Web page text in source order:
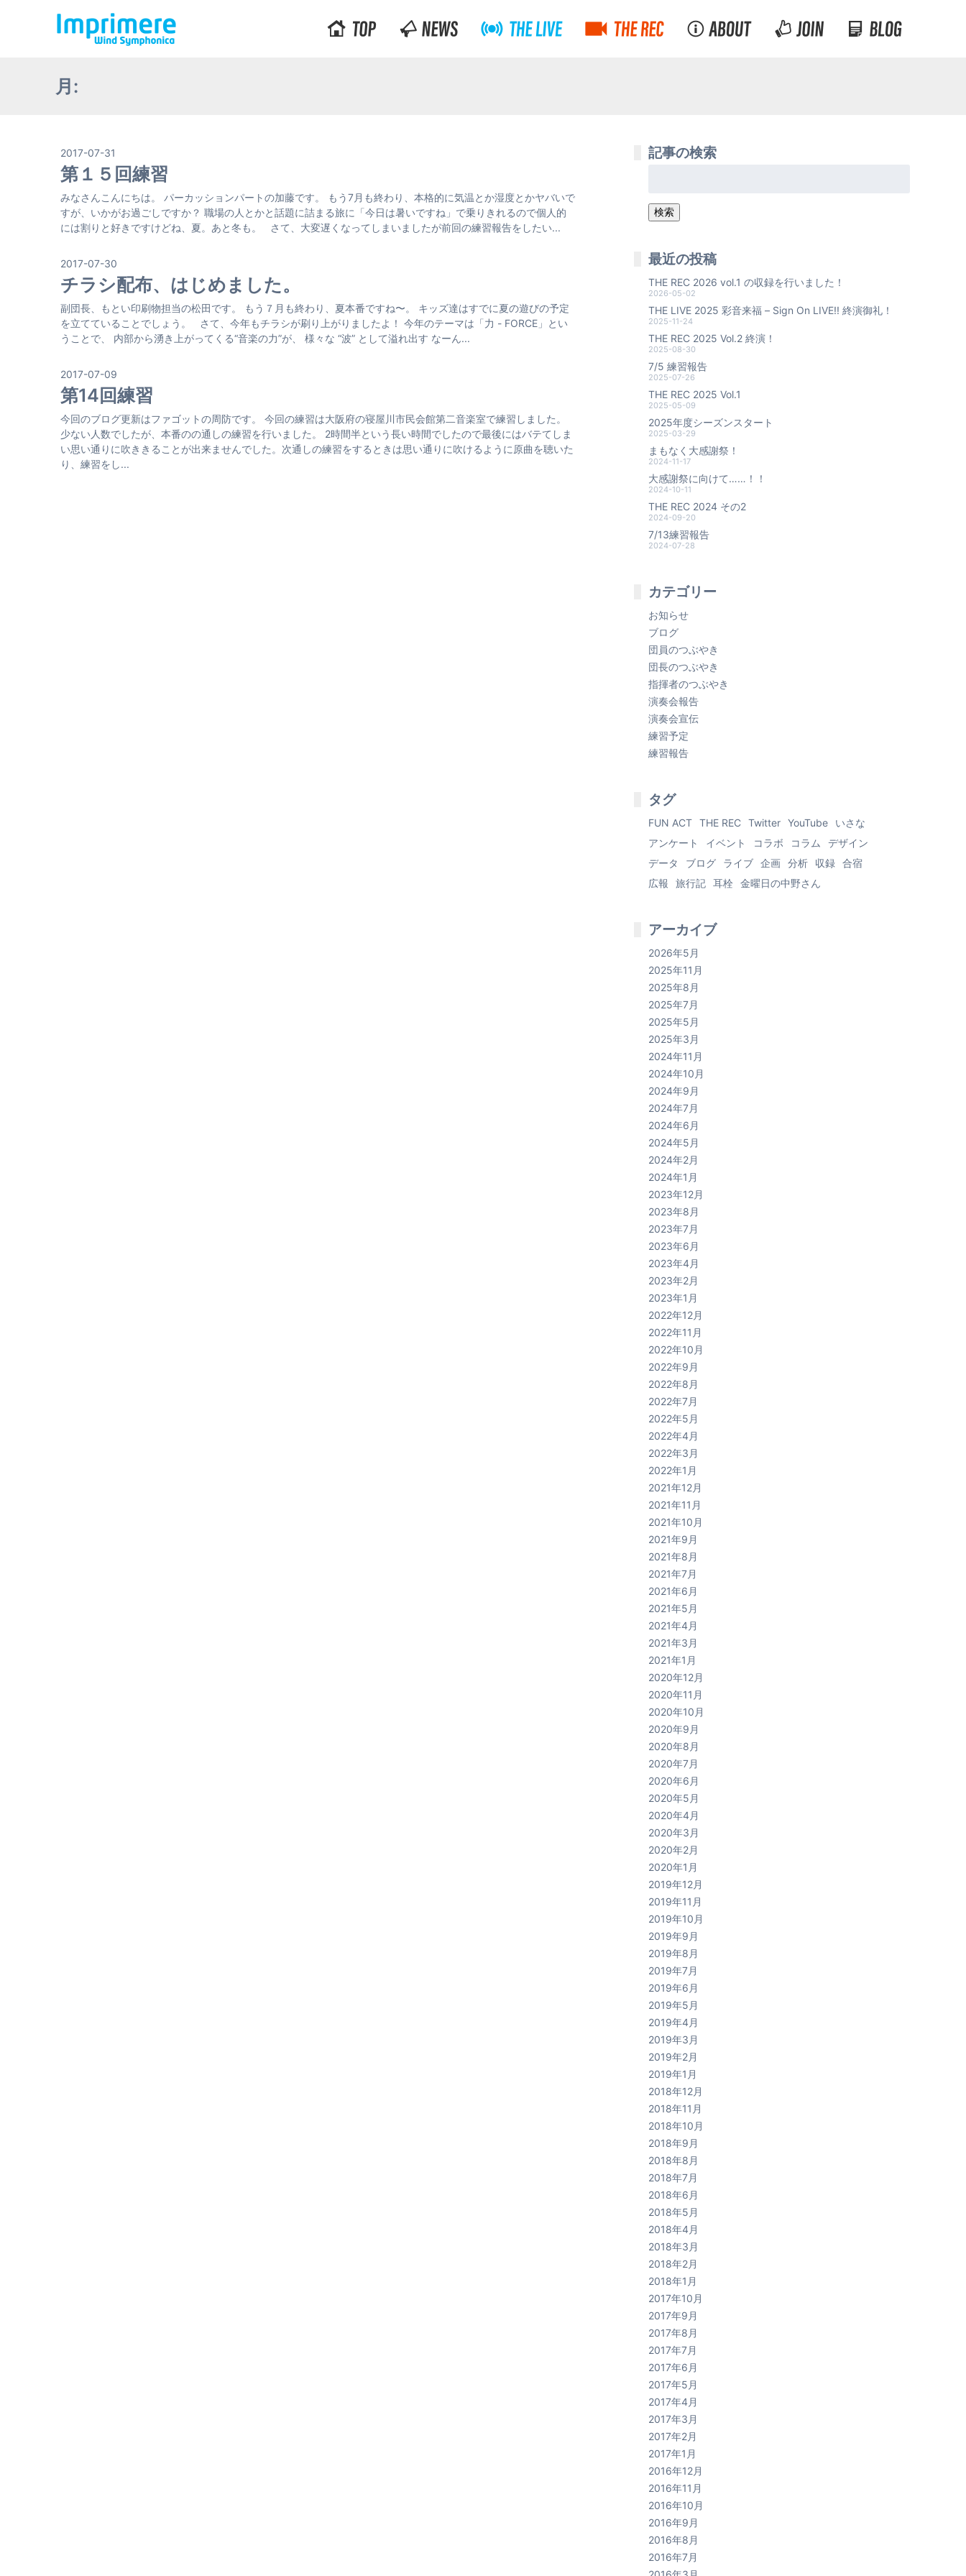
月:
2017-07-31
第１５回練習
みなさんこんにちは。 パーカッションパートの加藤です。 もう7月も終わり、本格的に気温とか湿度とかヤバいで
すが、いかがお過ごしですか？ 職場の人とかと話題に詰まる旅に「今日は暑いですね」で乗りきれるので個人的
には割りと好きですけどね、夏。あと冬も。 さて、大変遅くなってしまいましたが前回の練習報告をしたい...
2017-07-30
チラシ配布、はじめました。
副団長、もとい印刷物担当の松田です。 もう７月も終わり、夏本番ですね〜。 キッズ達はすでに夏の遊びの予定
を立てていることでしょう。 さて、今年もチラシが刷り上がりましたよ！ 今年のテーマは「力 - FORCE」とい
うことで、 内部から湧き上がってくる“音楽の力”が、 様々な “波” として溢れ出す なーん...
2017-07-09
第14回練習
今回のブログ更新はファゴットの周防です。 今回の練習は大阪府の寝屋川市民会館第二音楽室で練習しました。
少ない人数でしたが、本番のの通しの練習を行いました。 2時間半という長い時間でしたので最後にはバテてしま
い思い通りに吹ききることが出来ませんでした。次通しの練習をするときは思い通りに吹けるように原曲を聴いた
り、練習をし...
記事の検索
検索
最近の投稿
THE REC 2026 vol.1 の収録を行いました！
2026-05-02
THE LIVE 2025 彩音来福 – Sign On LIVE!! 終演御礼！
2025-11-24
THE REC 2025 Vol.2 終演！
2025-08-30
7/5 練習報告
2025-07-26
THE REC 2025 Vol.1
2025-05-09
2025年度シーズンスタート
2025-03-29
まもなく大感謝祭！
2024-11-17
大感謝祭に向けて……！！
2024-10-11
THE REC 2024 その2
2024-09-20
7/13練習報告
2024-07-28
カテゴリー
お知らせ
ブログ
団員のつぶやき
団長のつぶやき
指揮者のつぶやき
演奏会報告
演奏会宣伝
練習予定
練習報告
タグ
FUN ACT THE REC Twitter YouTube
いさな
アンケート
イベント コラボ コラム
デザイン
データ
ブログ ライブ 企画 分析 収録 合宿
広報
旅行記 耳栓 金曜日の中野さん
アーカイブ
2026年5月
2025年11月
2025年8月
2025年7月
2025年5月
2025年3月
2024年11月
2024年10月
2024年9月
2024年7月
2024年6月
2024年5月
2024年2月
2024年1月
2023年12月
2023年8月
2023年7月
2023年6月
2023年4月
2023年2月
2023年1月
2022年12月
2022年11月
2022年10月
2022年9月
2022年8月
2022年7月
2022年5月
2022年4月
2022年3月
2022年1月
2021年12月
2021年11月
2021年10月
2021年9月
2021年8月
2021年7月
2021年6月
2021年5月
2021年4月
2021年3月
2021年1月
2020年12月
2020年11月
2020年10月
2020年9月
2020年8月
2020年7月
2020年6月
2020年5月
2020年4月
2020年3月
2020年2月
2020年1月
2019年12月
2019年11月
2019年10月
2019年9月
2019年8月
2019年7月
2019年6月
2019年5月
2019年4月
2019年3月
2019年2月
2019年1月
2018年12月
2018年11月
2018年10月
2018年9月
2018年8月
2018年7月
2018年6月
2018年5月
2018年4月
2018年3月
2018年2月
2018年1月
2017年10月
2017年9月
2017年8月
2017年7月
2017年6月
2017年5月
2017年4月
2017年3月
2017年2月
2017年1月
2016年12月
2016年11月
2016年10月
2016年9月
2016年8月
2016年7月